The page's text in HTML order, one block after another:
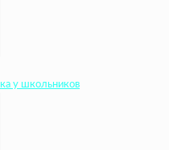
у школьников